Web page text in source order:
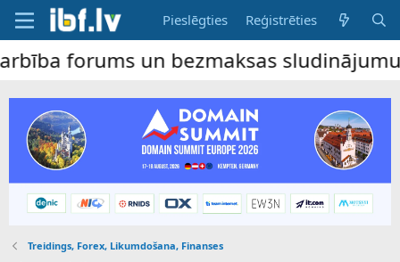
Pieslēgties Reģistrēties
un bezmaksas sludinājumu
Treidings, Forex, Likumdošana, Finanses